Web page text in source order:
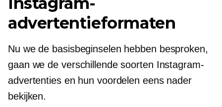
advertentieformaten
Nu we de basisbeginselen hebben besproken,
gaan we de verschillende soorten Instagram-
advertenties en hun voordelen eens nader
bekijken.